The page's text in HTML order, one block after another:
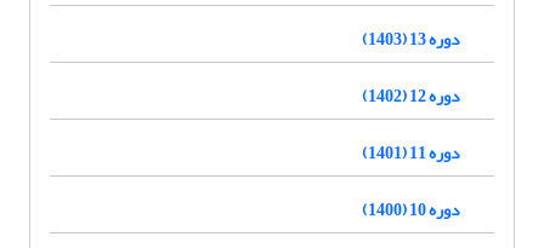
دوره 13 (1403)
دوره 12 (1402)
دوره 11 (1401)
دوره 10 (1400)